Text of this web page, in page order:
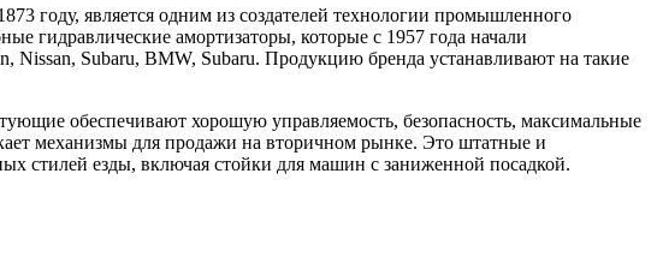
году, является одним из создателей технологии промышленного
гидравлические амортизаторы, которые с 1957 года начали
Nissan, Subaru, BMW, Subaru. Продукцию бренда устанавливают на такие
обеспечивают хорошую управляемость, безопасность, максимальные
механизмы для продажи на вторичном рынке. Это штатные и
стилей езды, включая стойки для машин с заниженной посадкой.